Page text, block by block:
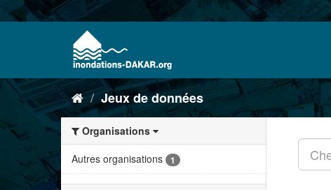
Jeux de données
Organisations
Autres organisations
1